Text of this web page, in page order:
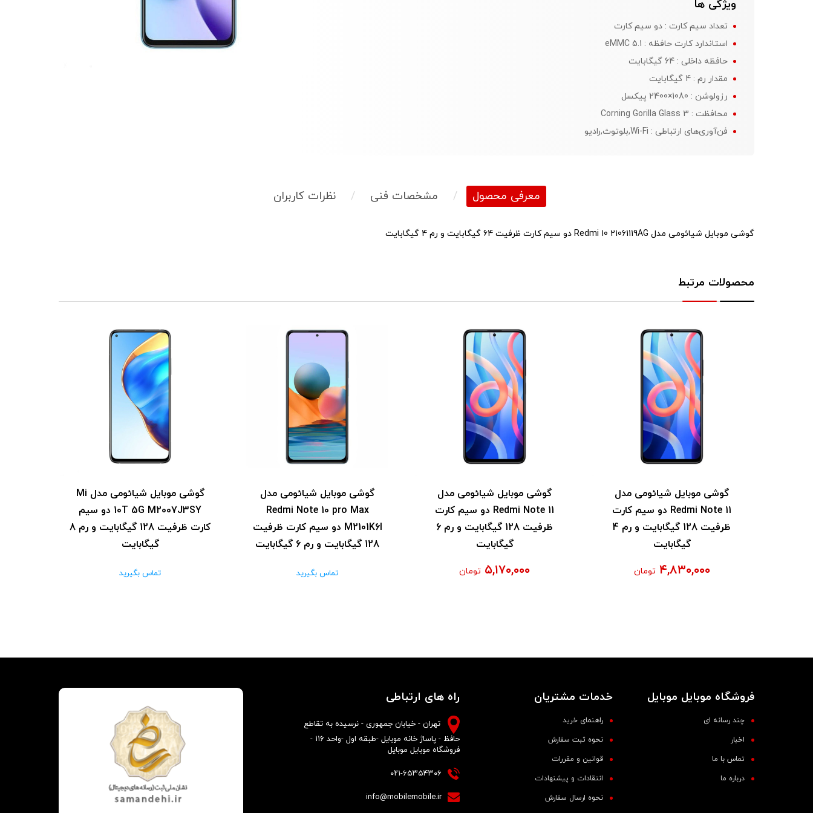
ویژگی ها
تعداد سیم کارت : دو سیم کارت
استاندارد کارت حافظه : eMMC 5.1
حافظه داخلی : 64 گیگابایت
مقدار رم : 4 گیگابایت
رزولوشن : 1080×2400 پیکسل
محافظت : Corning Gorilla Glass 3
فن‌آوری‌های ارتباطی : Wi-Fi,بلوتوث,رادیو
معرفی محصول / مشخصات فنی / نظرات کاربران
گوشی موبایل شیائومی مدل Redmi 10 21061119AG دو سیم‌ کارت ظرفیت 64 گیگابایت و رم 4 گیگابایت
محصولات مرتبط
گوشی موبایل شیائومی مدل
Redmi Note 11 دو سیم‌ کارت
ظرفیت 128 گیگابایت و رم 4
گیگابایت
۴,۸۳۰,۰۰۰ تومان
گوشی موبایل شیائومی مدل
Redmi Note 11 دو سیم‌ کارت
ظرفیت 128 گیگابایت و رم 6
گیگابایت
۵,۱۷۰,۰۰۰ تومان
گوشی موبایل شیائومی مدل
Redmi Note 10 pro Max
M2101K6I دو سیم‌ کارت ظرفیت
128 گیگابایت و رم 6 گیگابایت
تماس بگیرید
گوشی موبایل شیائومی مدل Mi
10T 5G M2007J3SY دو سیم‌
کارت ظرفیت 128 گیگابایت و رم 8
گیگابایت
تماس بگیرید
فروشگاه موبایل موبایل
چند رسانه ای
اخبار
تماس با ما
درباره ما
خدمات مشتریان
راهنمای خرید
نحوه ثبت سفارش
قوانین و مقررات
انتقادات و پیشنهادات
نحوه ارسال سفارش
راه های ارتباطی
تهران - خیابان جمهوری - نرسیده به تقاطع
حافظ - پاساژ خانه موبایل -طبقه اول -واحد ۱۱۶ -
فروشگاه موبایل موبایل
۰۲۱-۶۵۳۵۴۳۰۶
info@mobilemobile.ir